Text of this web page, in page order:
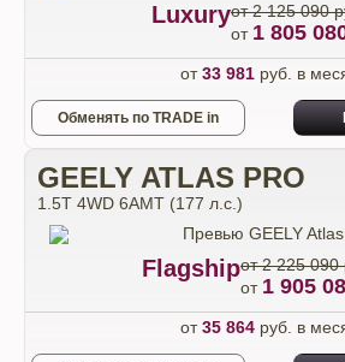
Luxuryот 2 125 090
от 1 805
от33 981руб. в
Обменять по TRADE in
GEELY ATLAS PRO
1.5T 4WD 6AMT (177 л.с.)
Flagshipот 2 225 090
от 1 905
от35 864руб. в